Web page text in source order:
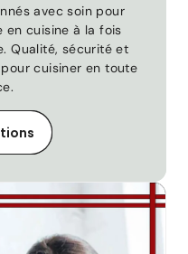
avec soin pour
en cuisine à la fois
Qualité, sécurité et
cuisiner en toute